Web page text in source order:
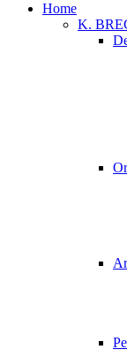
Home
K.